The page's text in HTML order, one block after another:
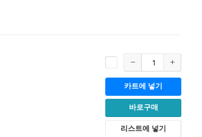
카트에 넣기
바로구매
리스트에 넣기